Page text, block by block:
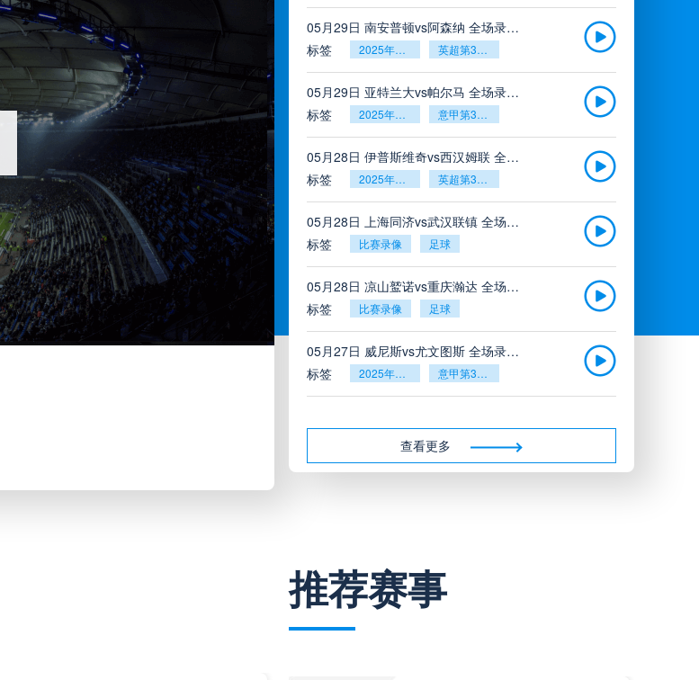
05月29日 南安普顿vs阿森纳 全场录像回放
标签
2025年5月26日 英超第38轮
05月29日 亚特兰大vs帕尔马 全场录像回放
标签
2025年5月26日 意甲第38轮
05月28日 伊普斯维奇vs西汉姆联 全场录像回放
标签
2025年5月26日 英超第38轮
05月28日 上海同济vs武汉联镇 全场录像
标签
比赛录像 足球
05月28日 凉山鹫诺vs重庆瀚达 全场录像
标签
比赛录像 足球
05月27日 威尼斯vs尤文图斯 全场录像回放
标签
2025年5月26日 意甲第38轮
标签
比赛录像 西甲
05月26日 AC米兰vs蒙扎全场录像回放
标签
查看更多
推荐赛事